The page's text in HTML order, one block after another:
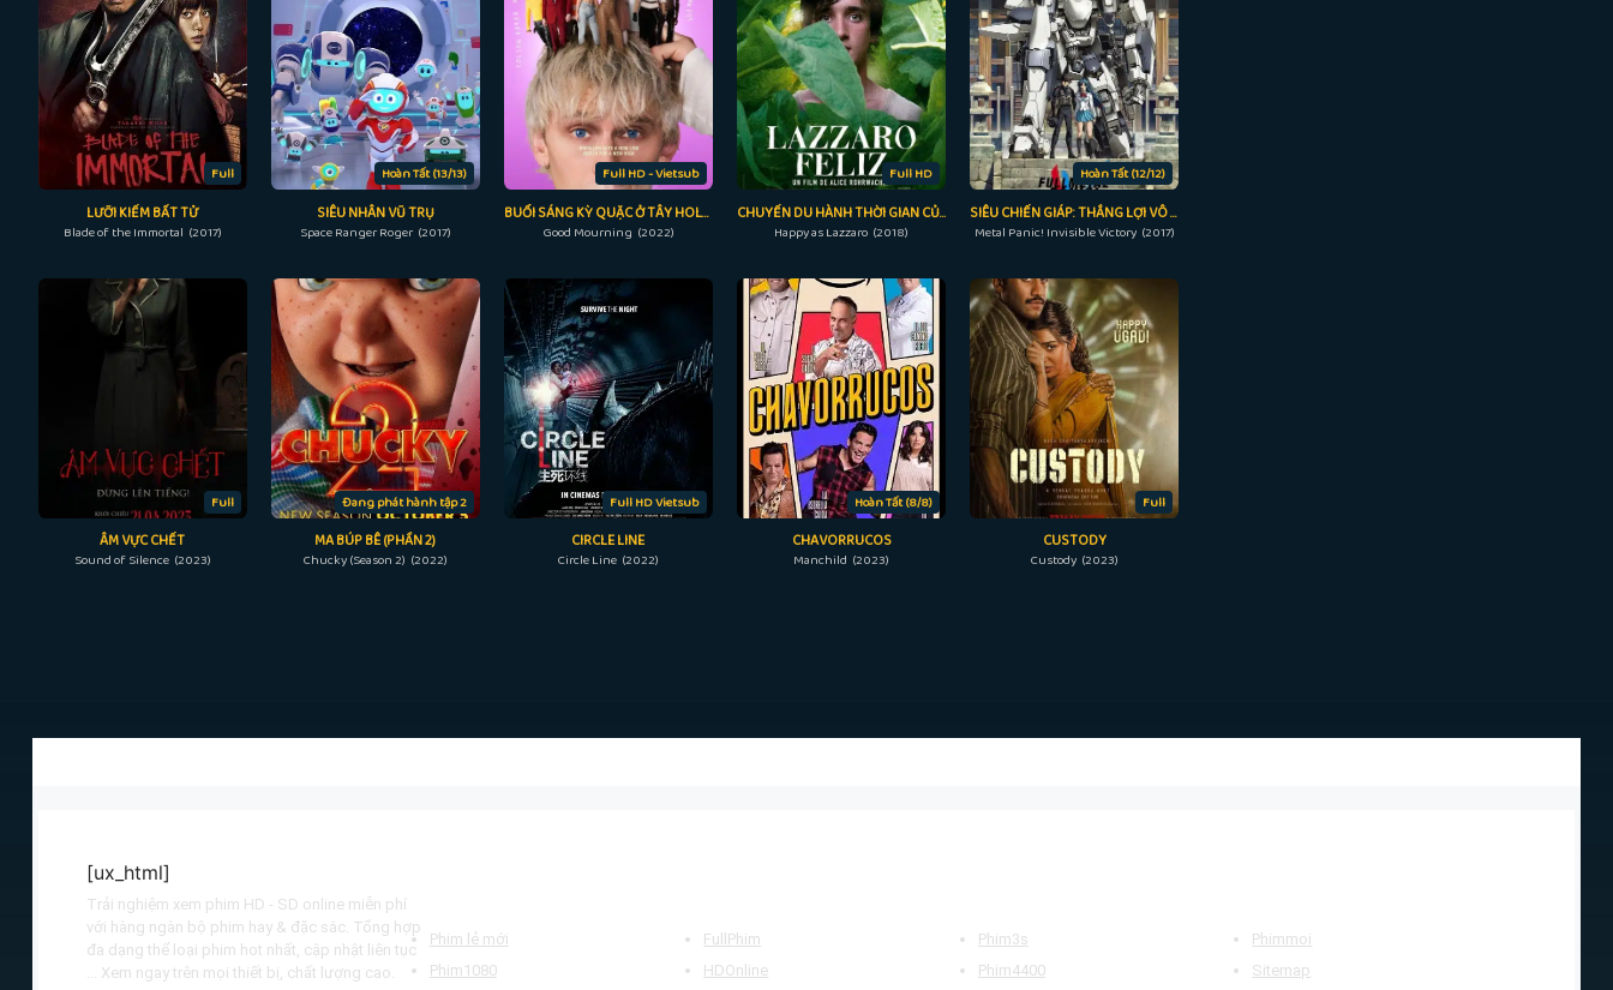
Full
LƯỠI KIẾM BẤT TỬ
Blade of the Immortal (2017)
Hoàn Tất (13/13)
SIÊU NHÂN VŨ TRỤ
Space Ranger Roger (2017)
Full HD - Vietsub
BUỔI SÁNG KỲ QUẶC Ở TÂY HOLLYWOOD
Good Mourning (2022)
Full HD
CHUYẾN DU HÀNH THỜI GIAN CỦA LAZZARO
Happy as Lazzaro (2018)
Hoàn Tất (12/12)
SIÊU CHIẾN GIÁP: THẮNG LỢI VÔ HÌNH
Metal Panic! Invisible Victory (2017)
Full
ÂM VỰC CHẾT
Sound of Silence (2023)
Đang phát hành tập 2
MA BÚP BÊ (PHẦN 2)
Chucky (Season 2) (2022)
Full HD Vietsub
CIRCLE LINE
Circle Line (2022)
Hoàn Tất (8/8)
CHAVORRUCOS
Manchild (2023)
Full
CUSTODY
Custody (2023)